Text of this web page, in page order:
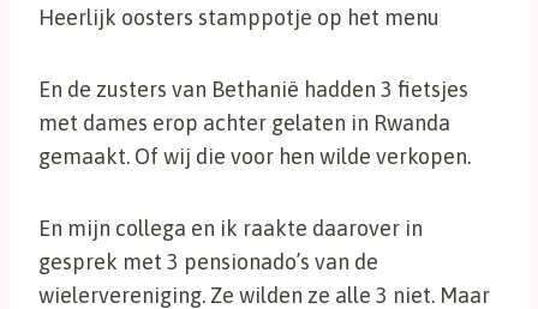
Heerlijk oosters stamppotje op het menu
En de zusters van Bethanië hadden 3 fietsjes
met dames erop achter gelaten in Rwanda
gemaakt. Of wij die voor hen wilde verkopen.
En mijn collega en ik raakte daarover in
gesprek met 3 pensionado’s van de
wielervereniging. Ze wilden ze alle 3 niet. Maar